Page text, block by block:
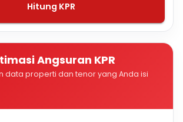
Hitung KPR
Angsuran KPR
data properti dan tenor yang Anda isi